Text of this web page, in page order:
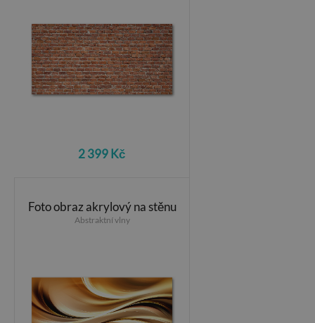
2 399 Kč
Foto obraz akrylový na stěnu
Abstraktní vlny